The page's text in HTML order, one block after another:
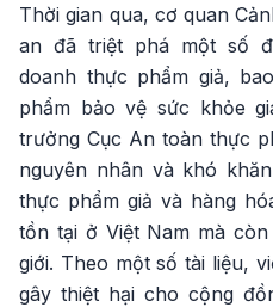
Thời gian qua, cơ quan
an đã triệt phá một số
doanh thực phẩm giả,
phẩm bảo vệ sức khỏe
trưởng Cục An toàn thực
nguyên nhân và khó
thực phẩm giả và hàng
tồn tại ở Việt Nam mà
giới. Theo một số tài liệu,
gây thiệt hại cho cộng